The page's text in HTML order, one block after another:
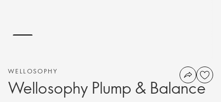
WELLOSOPHY
Wellosophy Plump & Balance